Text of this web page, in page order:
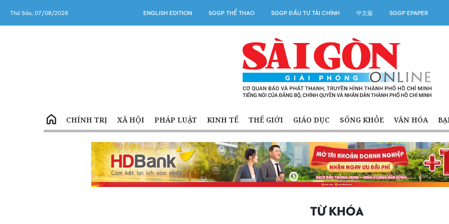
Thứ Sáu, 07/08/2026 ENGLISH EDITION SGGP THỂ THAO SGGP ĐẦU TƯ TÀI CHÍNH 中文版 SGGP EPAPER
CHÍNH TRỊ XÃ HỘI PHÁP LUẬT KINH TẾ THẾ GIỚI GIÁO DỤC SỐNG KHỎE VĂN HÓA
TỪ KHÓA